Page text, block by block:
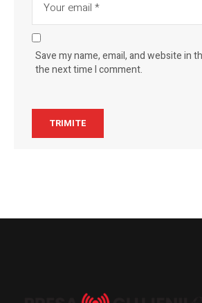
Save my name, email, and website in
the next time I comment.